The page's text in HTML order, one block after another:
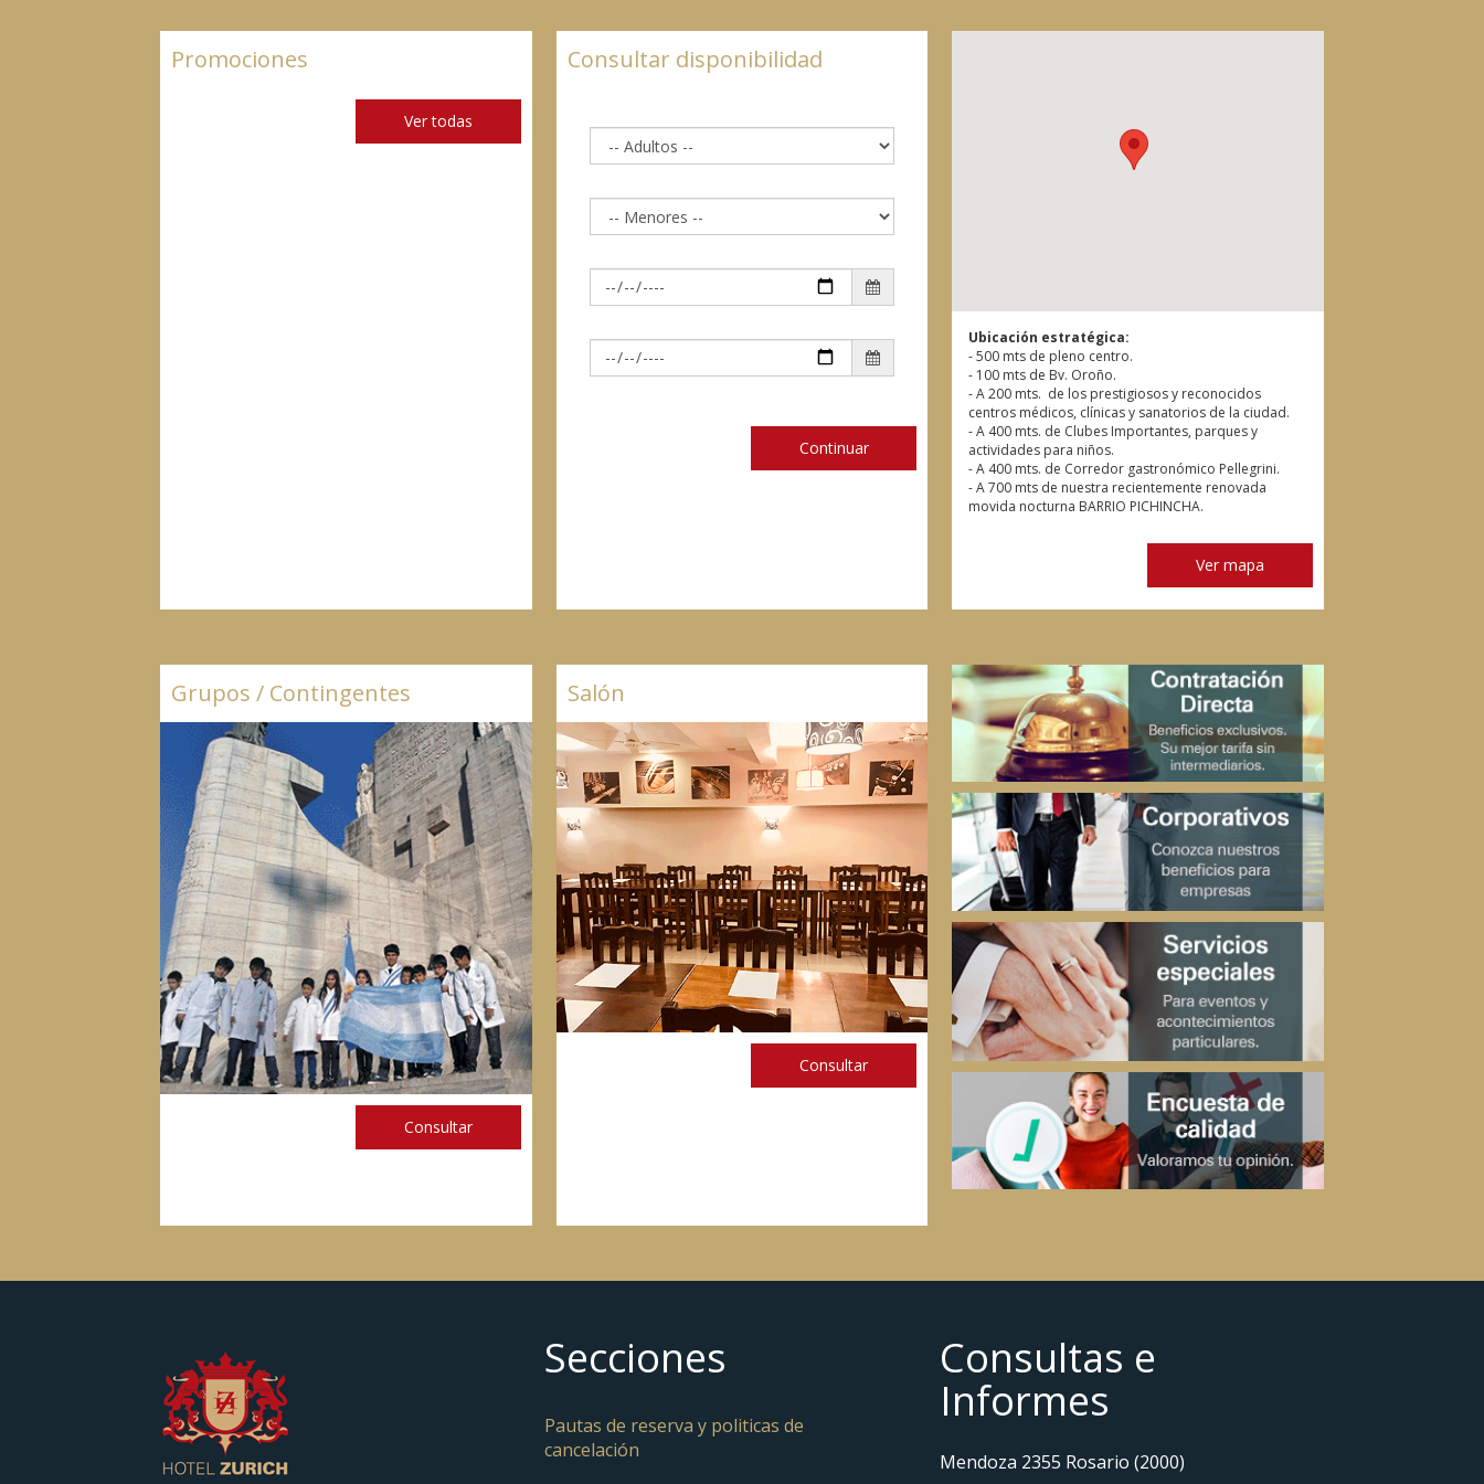
Promociones
Ver todas
Consultar disponibilidad
Continuar
Ubicación estratégica:
- 500 mts de pleno centro.
- 100 mts de Bv. Oroño.
- A 200 mts. de los prestigiosos y reconocidos
centros médicos, clínicas y sanatorios de la ciudad.
- A 400 mts. de Clubes Importantes, parques y
actividades para niños.
- A 400 mts. de Corredor gastronómico Pellegrini.
- A 700 mts de nuestra recientemente renovada
movida nocturna BARRIO PICHINCHA.
Ver mapa
Grupos / Contingentes
Consultar
Salón
Consultar
Secciones
Pautas de reserva y politicas de
cancelación
Consultas e
Informes
Mendoza 2355 Rosario (2000)